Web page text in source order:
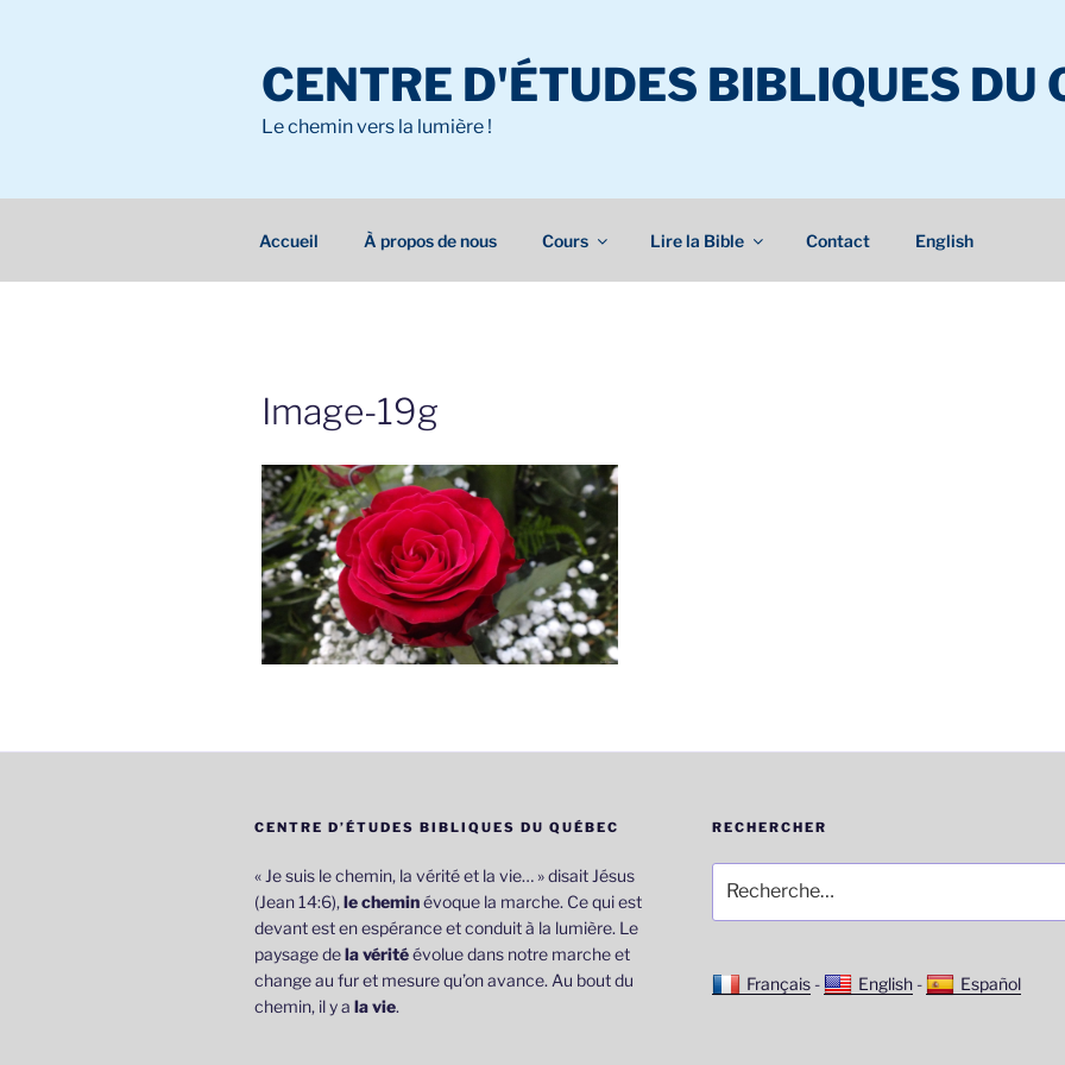
CENTRE D'ÉTUDES BIBLIQUES DU
Le chemin vers la lumière !
Accueil À propos de nous Cours Lire la Bible Contact English
Image-19g
CENTRE D’ÉTUDES BIBLIQUES DU QUÉBEC
« Je suis le chemin, la vérité et la vie… » disait Jésus
(Jean 14:6), le cheminévoque la marche. Ce qui est
devant est en espérance et conduit à la lumière. Le
paysage dela véritéévolue dans notre marche et
change au fur et mesure qu’on avance. Au bout du
chemin, il y a la vie.
RECHERCHER
pour
:
Français- English- Español